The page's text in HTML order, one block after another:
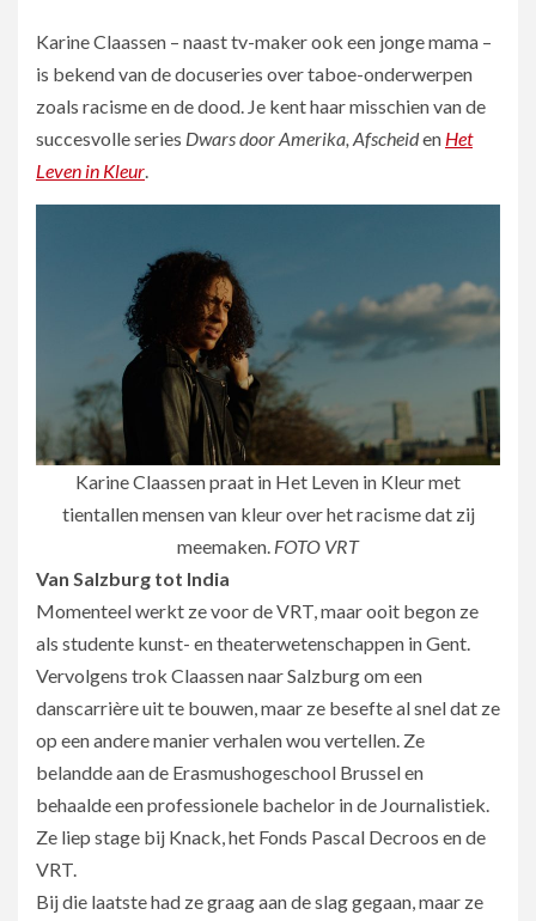
Karine Claassen – naast tv-maker ook een jonge mama –
is bekend van de docuseries over taboe-onderwerpen
zoals racisme en de dood. Je kent haar misschien van de
succesvolle series Dwars door Amerika, Afscheiden Het
Leven in Kleur.
Karine Claassen praat in Het Leven in Kleur met
tientallen mensen van kleur over het racisme dat zij
meemaken. FOTO VRT
Van Salzburg tot India
Momenteel werkt ze voor de VRT, maar ooit begon ze
als studente kunst- en theaterwetenschappen in Gent.
Vervolgens trok Claassen naar Salzburg om een
danscarrière uit te bouwen, maar ze besefte al snel dat ze
op een andere manier verhalen wou vertellen. Ze
belandde aan de Erasmushogeschool Brussel en
behaalde een professionele bachelor in de Journalistiek.
Ze liep stage bij Knack, het Fonds Pascal Decroos en de
VRT.
Bij die laatste had ze graag aan de slag gegaan, maar ze